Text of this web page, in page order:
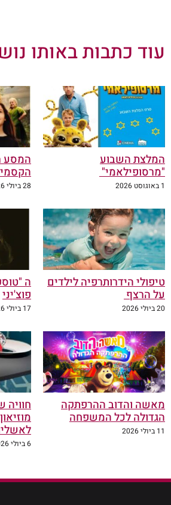
עוד כתבות באותו
המלצת השבוע
"מרסופילאמי"
1 באוגוסט 2026
המסע
28 ביולי 2026
טיפולי הידרותרפיה לילדים
על הרצף
20 ביולי 2026
ה
פוצ'יני
17 ביולי 2026
מאשה והדוב ההרפתקה
הגדולה לכל המשפחה
11 ביולי 2026
חוויה
6 ביולי 2026